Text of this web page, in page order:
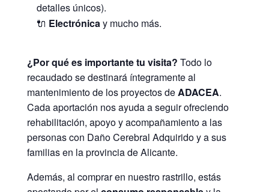
detalles únicos).
🔌 Electrónicay mucho más.
¿Por qué es importante tu visita? Todo lo
recaudado se destinará íntegramente al
mantenimiento de los proyectos deADACEA.
Cada aportación nos ayuda a seguir ofreciendo
rehabilitación, apoyo y acompañamiento a las
personas con Daño Cerebral Adquirido y a sus
familias en la provincia de Alicante.
Además, al comprar en nuestro rastrillo, estás